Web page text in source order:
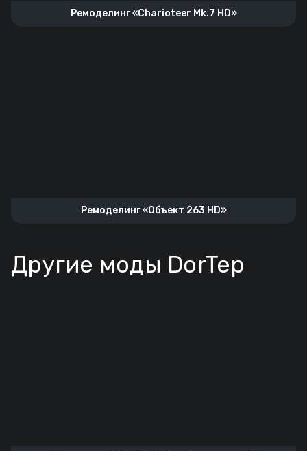
Ремоделинг «Charioteer Mk.7 HD»
Ремоделинг «Объект 263 HD»
Другие моды DorTep